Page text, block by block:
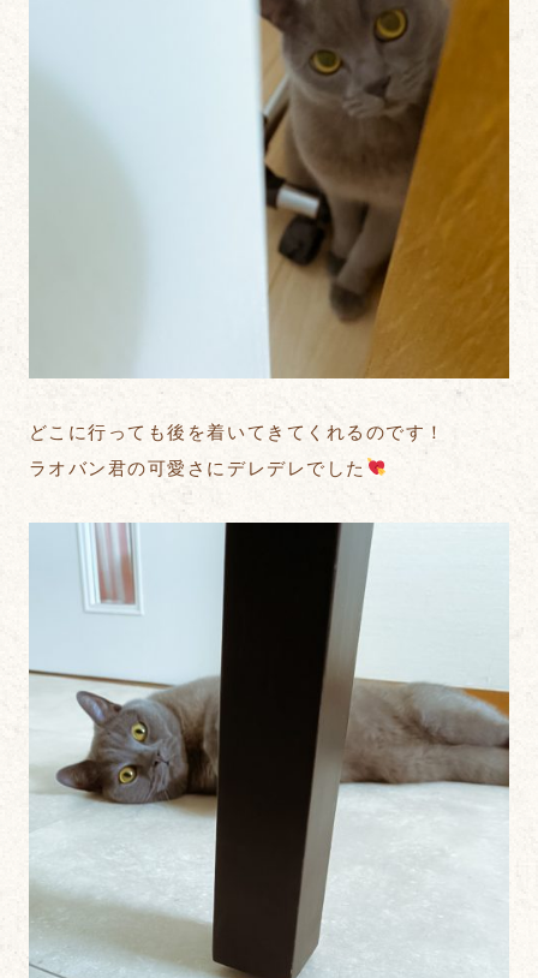
どこに行っても後を着いてきてくれるのです！
ラオバン君の可愛さにデレデレでした